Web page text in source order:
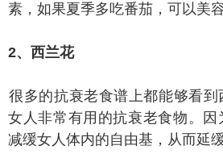
素，如果夏季多吃番茄，可以美
西兰花
的抗衰老食谱上都能够看到
女人非常有用的抗衰老食物。因
减缓女人体内的自由基，从而延缓